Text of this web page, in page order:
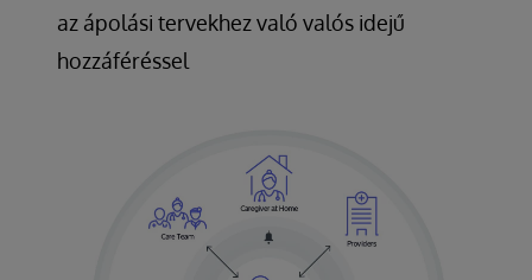
az ápolási tervekhez való valós idejű
hozzáféréssel